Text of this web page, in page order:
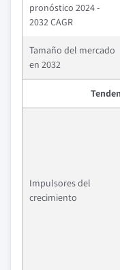
pronóstico 2024 -
2032 CAGR
Tamaño del mercado
en 2032
Impulsores del
crecimiento